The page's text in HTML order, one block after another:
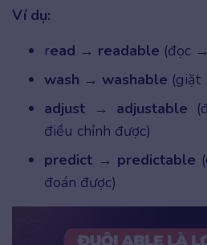
Ví dụ:
read → readable (đọc
wash → washable (giặt
adjust → adjustable
điều chỉnh được)
predict → predictable
đoán được)